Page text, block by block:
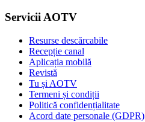
Servicii AOTV
Resurse descărcabile
Recepție canal
Aplicația mobilă
Revistă
Tu și AOTV
Termeni și condiții
Politică confidențialitate
Acord date personale (GDPR)